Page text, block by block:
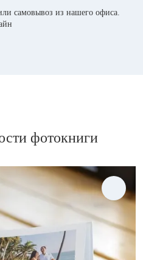
самовывоз из нашего офиса.
фотокниги